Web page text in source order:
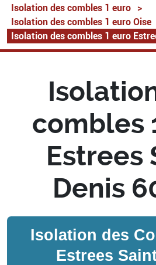
Isolation des combles 1 euro
>
Isolation des combles 1 euro Oise
Isolation des combles 1 euro
combles
Estrees
Denis
Isolation des
Estrees